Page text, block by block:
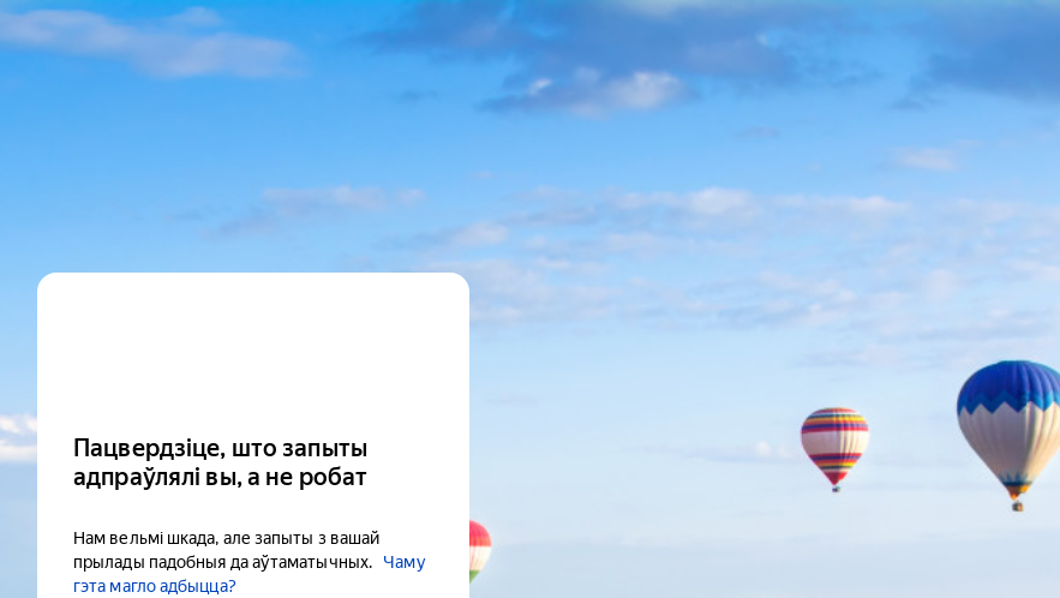
Пацвердзіце, што запыты
адпраўлялі вы, а не робат
Нам вельмі шкада, але запыты з вашай
прылады падобныя да аўтаматычных.
Чаму
гэта магло адбыцца?